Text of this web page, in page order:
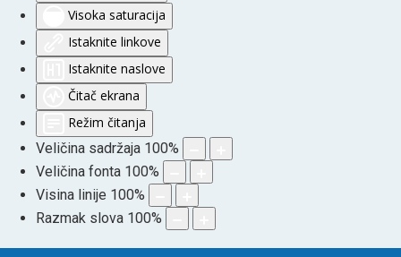
Visoka saturacija
Istaknite linkove
Istaknite naslove
Čitač ekrana
Režim čitanja
Veličina sadržaja 100%
Veličina fonta 100%
Visina linije 100%
Razmak slova 100%